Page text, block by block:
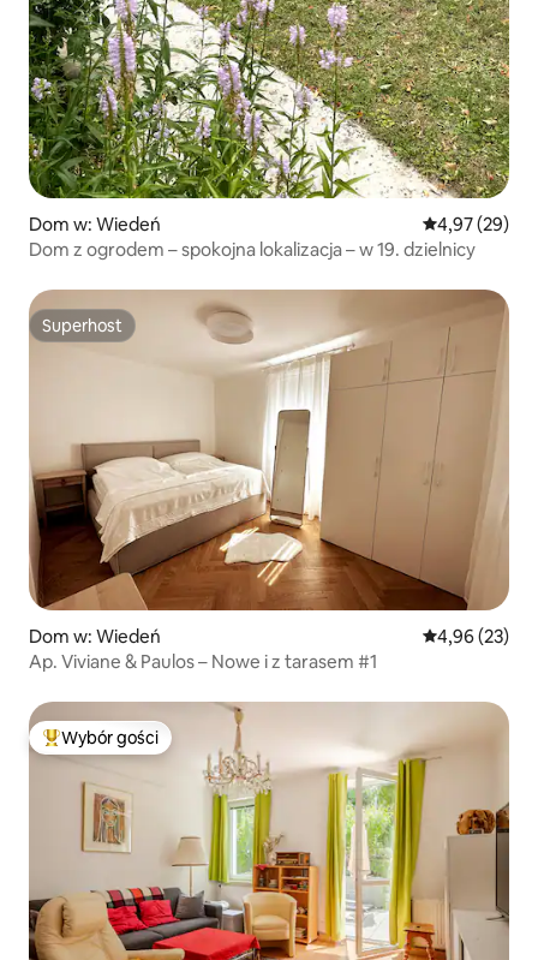
Dom w: Wiedeń Średnia
4,97 (29)
Dom z ogrodem – spokojna lokalizacja – w 19. dzielnicy
Superhost
Superhost
Dom w: Wiedeń Średnia
4,96 (23)
Ap. Viviane & Paulos – Nowe i z tarasem #1
Najpopularniejsze z kategorii Wybór gości
Wybór gości